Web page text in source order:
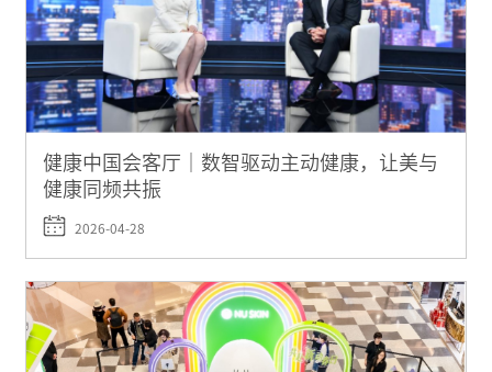
健康中国会客厅｜数智驱动主动健康，让美与
健康同频共振
2026-04-28